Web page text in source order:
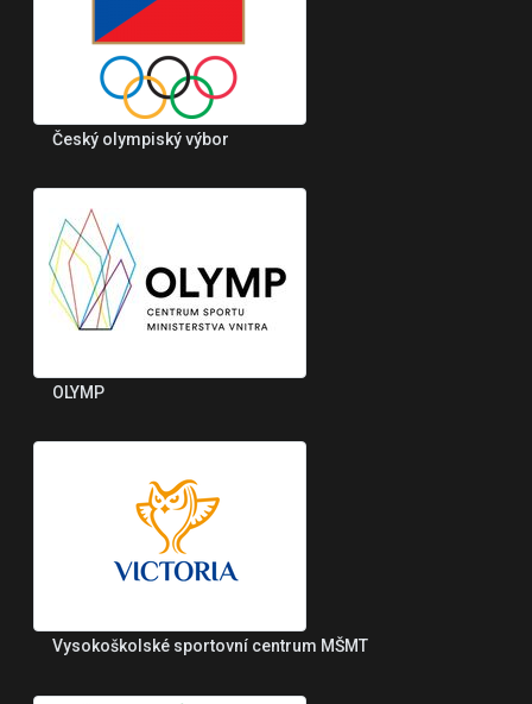
Český olympiský výbor
OLYMP
Vysokoškolské sportovní centrum MŠMT